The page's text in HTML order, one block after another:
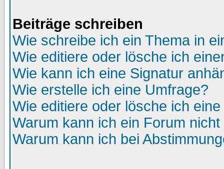
Beiträge schreiben
Wie schreibe ich ein Thema in
Wie editiere oder lösche ich
Wie kann ich eine Signatur
Wie erstelle ich eine Umfrage?
Wie editiere oder lösche ich
Warum kann ich ein Forum
Warum kann ich bei